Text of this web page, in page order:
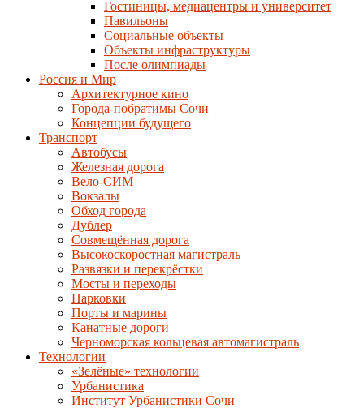
Гостиницы, медиацентры и университет
Павильоны
Социальные объекты
Объекты инфраструктуры
После олимпиады
Россия и Мир
Архитектурное кино
Города-побратимы Сочи
Концепции будущего
Транспорт
Автобусы
Железная дорога
Вело-СИМ
Вокзалы
Обход города
Дублер
Совмещённая дорога
Высокоскоростная магистраль
Развязки и перекрёстки
Мосты и переходы
Парковки
Порты и марины
Канатные дороги
Черноморская кольцевая автомагистраль
Технологии
«Зелёные» технологии
Урбанистика
Институт Урбанистики Сочи